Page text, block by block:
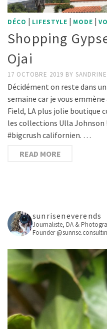
DÉCO | LIFESTYLE | MODE |
Shopping
Ojai
17 OCTOBRE 2019 BY SANDRINE
Décidément on reste dans
semaine car je vous
Field, LA plus jolie boutique
les collections Ulla
#bigcrush californien. …
READ MORE
sunriseneverends
Journaliste, DA &
Founder